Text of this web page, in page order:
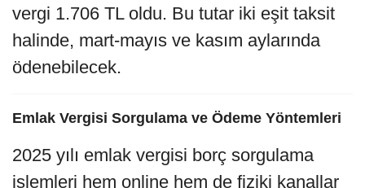
vergi 1.706 TL oldu. Bu tutar iki eşit taksit
halinde, mart-mayıs ve kasım aylarında
ödenebilecek.
Emlak Vergisi Sorgulama ve Ödeme Yöntemleri
2025 yılı emlak vergisi borç sorgulama
işlemleri hem online hem de fiziki kanallar